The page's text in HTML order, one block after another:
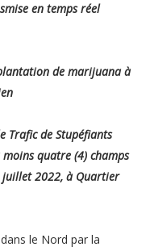
en temps réel
de marijuana à
Trafic de Stupéfiants
moins quatre (4) champs
2022, à Quartier
le Nord par la